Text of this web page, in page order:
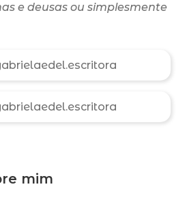
e deusas ou simplesmente
mim